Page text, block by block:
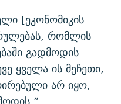
[ეკონომიკის
რომლის
გადმოდის
ყველა ის მეჩეთი,
არ იყო,